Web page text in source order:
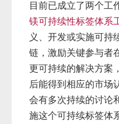
目前已成立了两个工
镁可持续性标签体系
义、开发或实施可持
链，激励关键参与者
更可持续的解决方案
后能得到相应的市场
会有多次持续的讨论
施这个可持续标签体